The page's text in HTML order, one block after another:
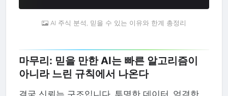
AI 주식 분석, 믿을 수 있는 이유와 한계 총정리
마무리: 믿을 만한 AI는 빠른 알고리즘이
아니라 느린 규칙에서 나온다
결국 신뢰는 구조입니다. 투명한 데이터, 엄격한